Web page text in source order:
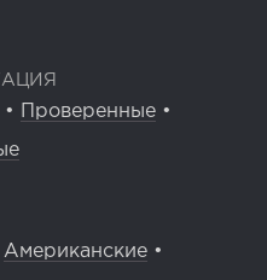
• Проверенные •
Американские •